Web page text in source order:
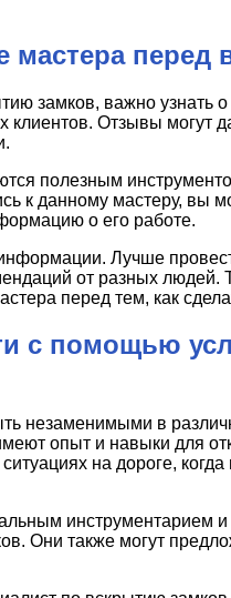
мастера
замков, важно узнать
клиентов. Отзывы могут
полезным
к данному мастеру, вы
о его работе.
Лучше
от разных
перед тем, как
с помощью
незаменимыми в
опыт и навыки для
на дороге,
инструментарием
Они также могут